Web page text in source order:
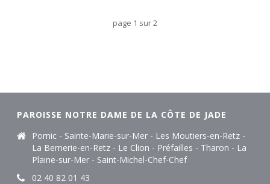
page 1 sur2
PAROISSE NOTRE DAME DE LA CÔTE DE JADE
Pornic - Sainte-Marie-sur-Mer - Les Moutiers-en-Retz -
La Bernerie-en-Retz - Le Clion - Préfailles - Tharon - La
Plaine-sur-Mer - Saint-Michel-Chef-Chef
02 40 82 01 43